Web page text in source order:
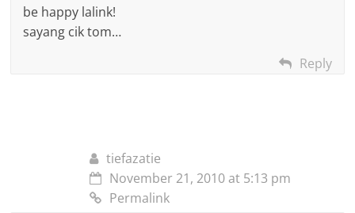
be happy lalink!
sayang cik tom…
Reply
tiefazatie
November 21, 2010 at 5:13 pm
Permalink